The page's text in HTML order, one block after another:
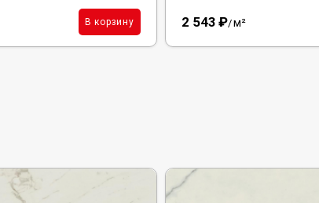
В корзину 2 543 ₽/м²